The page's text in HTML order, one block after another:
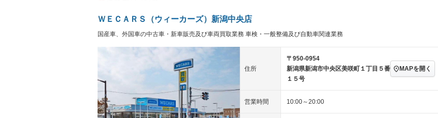
Bluetooth接続 100V電源
装備略号／用語解説
－
ー
－ 革シート
LEDヘッドランプ － HID(キセノンライト) － ポータブルナビ
エアロ スマートキー
3列シート ベンチシート
－ フルフラットシート － チップアップシート
－ シートヒーター － ウォークスルー
ＷＥＣＡＲＳ（ウィーカーズ）新潟中央店
国産車、外国車の中古車・新車販売及び車両買取業務 車検・一般整備及び自動車関連業務
住所
〒950-0954
新潟県新潟市中央区美咲町１丁目５番
１５号
MAPを開く
営業時間 10:00～20:00